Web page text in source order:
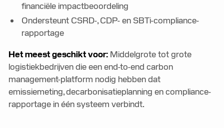
financiële impactbeoordeling
Ondersteunt CSRD-, CDP- en SBTi-compliance-
rapportage
Het meest geschikt voor: Middelgrote tot grote
logistiekbedrijven die een end-to-end carbon
management-platform nodig hebben dat
emissiemeting, decarbonisatieplanning en compliance-
rapportage in één systeem verbindt.